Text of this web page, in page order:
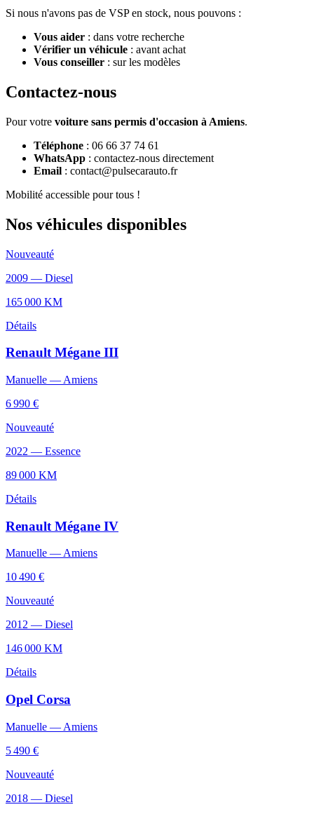
Si nous n'avons pas de VSP en stock, nous pouvons :
Vous aider : dans votre recherche
Vérifier un véhicule : avant achat
Vous conseiller : sur les modèles
Contactez-nous
Pour votre voiture sans permis d'occasion à Amiens.
Téléphone : 06 66 37 74 61
WhatsApp : contactez-nous directement
Email : contact@pulsecarauto.fr
Mobilité accessible pour tous !
Nos véhicules disponibles
Nouveauté
2009 — Diesel
165 000 KM
Détails
Renault Mégane III
Manuelle — Amiens
6 990 €
Nouveauté
2022 — Essence
89 000 KM
Détails
Renault Mégane IV
Manuelle — Amiens
10 490 €
Nouveauté
2012 — Diesel
146 000 KM
Détails
Opel Corsa
Manuelle — Amiens
5 490 €
Nouveauté
2018 — Diesel